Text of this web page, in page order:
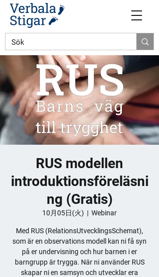
RUS modellen
introduktionsföreläsni
ng (Gratis)
10月05日(火)
  |
Webinar
Med RUS (RelationsUtvecklingsSchemat),
som är en observations modell kan ni få syn
på er undervisning och hur barnen i er
barngrupp är trygga. När ni använder RUS
skapar ni en samsyn och utvecklar era